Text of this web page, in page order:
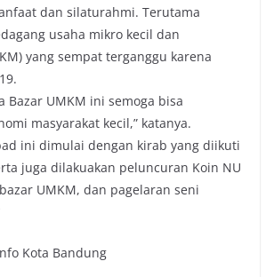
dan silaturahmi. Terutama
usaha mikro kecil dan
yang sempat terganggu karena
Bazar UMKM ini semoga bisa
masyarakat kecil,” katanya.
ini dimulai dengan kirab yang diikuti
juga dilakuakan peluncuran Koin NU
UMKM, dan pagelaran seni
Kota Bandung